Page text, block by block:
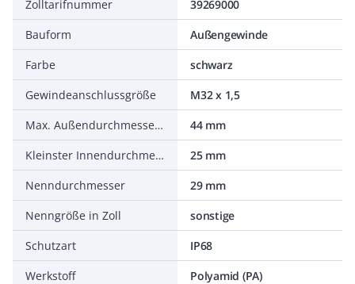
Zolltarifnummer
39269000
Bauform
Außengewinde
Farbe
schwarz
Gewindeanschlussgröße
M32 x 1,5
Max. Außendurchmesser des Schlauches
44 mm
Kleinster Innendurchmesser des Schlauches
25 mm
Nenndurchmesser
29 mm
Nenngröße in Zoll
sonstige
Schutzart
IP68
Werkstoff
Polyamid (PA)